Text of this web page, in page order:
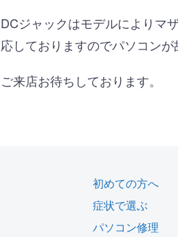
DCジャックはモデルによりマ
応しておりますのでパソコン
ご来店お待ちしております。
初めての方へ
症状で選ぶ
パソコン修理